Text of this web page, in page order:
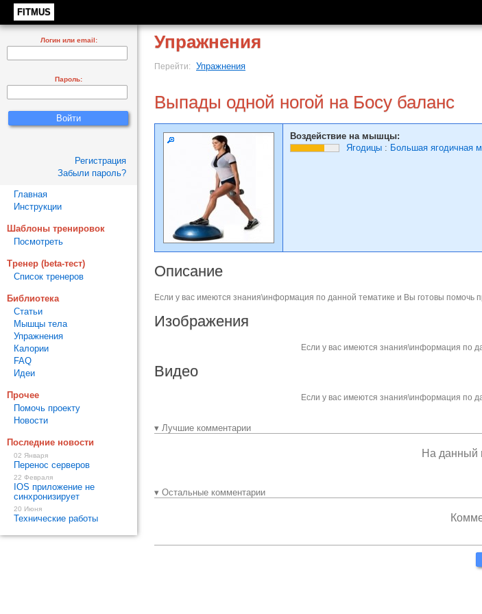
FITMUS
Упражнения
Перейти: Упражнения
Выпады одной ногой на Босу баланс
Воздействие на мышцы:
Ягодицы : Большая ягодичная
Описание
Если у вас имеются знания\информация по данной тематике и Вы готовы помочь
Изображения
Если у вас имеются знания\информация по
Видео
Если у вас имеются знания\информация по
▾ Лучшие комментарии
На данный
▾ Остальные комментарии
Логин или email:
Пароль:
Регистрация
Забыли пароль?
Главная
Инструкции
Шаблоны тренировок
Посмотреть
Тренер (beta-тест)
Список тренеров
Библиотека
Статьи
Мышцы тела
Упражнения
Калории
FAQ
Идеи
Прочее
Помочь проекту
Новости
Последние новости
02 Января
Перенос серверов
22 Февраля
IOS приложение не
синхронизирует
20 Июня
Технические работы